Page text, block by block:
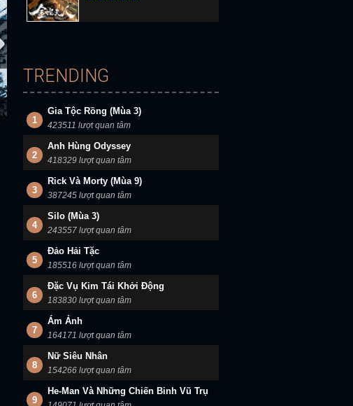
Trò Chơi Vương Quyền (Mùa 7)
TRENDING
1
Gia Tộc Rồng (Mùa 3)
423511 lượt quan tâm
2
Anh Hùng Odyssey
418329 lượt quan tâm
3
Rick Và Morty (Mùa 9)
387245 lượt quan tâm
4
Silo (Mùa 3)
243557 lượt quan tâm
5
Đảo Hải Tặc
185516 lượt quan tâm
6
Đặc Vụ Kim Tái Khởi Động
183830 lượt quan tâm
7
Ám Ảnh
164171 lượt quan tâm
8
Nữ Siêu Nhân
154266 lượt quan tâm
9
He-Man Và Những Chiến Binh Vũ Trụ